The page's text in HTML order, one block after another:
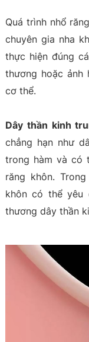
Quá trình nhổ
chuyên gia nha
thực hiện đúng
thương hoặc ảnh
cơ thể.
Dây thần kinh
chẳng hạn như
trong hàm và có
răng khôn.
khôn có thể
thương dây thần